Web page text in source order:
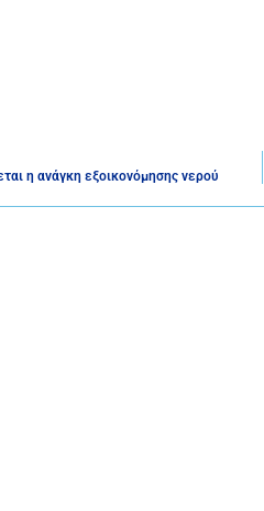
η ανάγκη εξοικονόμησης νερού